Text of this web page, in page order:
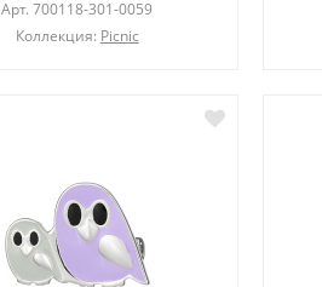
Арт.700118-301-0059
Коллекция: Picnic